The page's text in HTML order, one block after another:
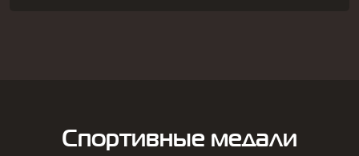
Спортивные медали